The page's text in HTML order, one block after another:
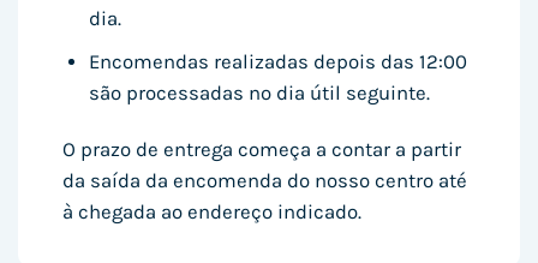
dia.
Encomendas realizadas depois das 12:00
são processadas no dia útil seguinte.
O prazo de entrega começa a contar a partir
da saída da encomenda do nosso centro até
à chegada ao endereço indicado.